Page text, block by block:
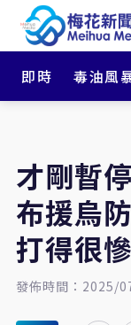
即時 毒油風
才剛暫
布援烏
打得很慘
發佈時間：2025/